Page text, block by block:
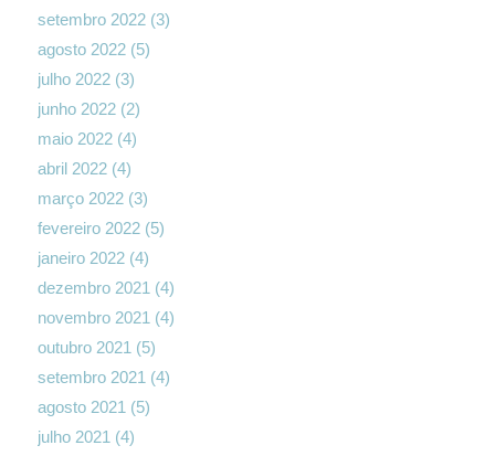
setembro 2022(3)
agosto 2022(5)
julho 2022(3)
junho 2022(2)
maio 2022(4)
abril 2022(4)
março 2022(3)
fevereiro 2022(5)
janeiro 2022(4)
dezembro 2021 (4)
novembro 2021 (4)
outubro 2021 (5)
setembro 2021 (4)
agosto 2021 (5)
julho 2021 (4)